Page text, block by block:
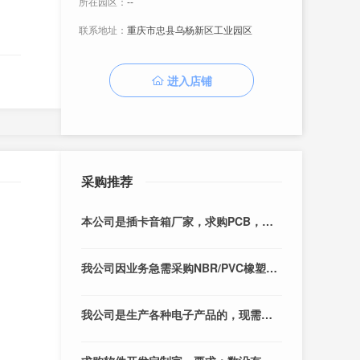
联系地址： 重庆市忠县乌杨新区工业园区
进入店铺
采购推荐
本公司是插卡音箱厂家，求购PCB，有合适电致电。
我公司因业务急需采购NBR/PVC橡塑发泡材料 米黄色，孔径细腻，厚度15mm，有合适的请与我司联系。
我公司是生产各种电子产品的，现需要采购CBB450V电容器，欢迎广大供应商来电洽谈业务。